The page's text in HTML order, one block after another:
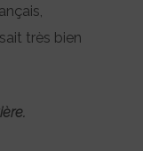
très bien